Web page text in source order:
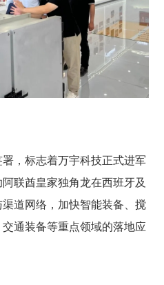
，标志着万宇科技正式进军
联酋皇家独角龙在西班牙及
道网络，加快智能装备、搅
通装备等重点领域的落地应